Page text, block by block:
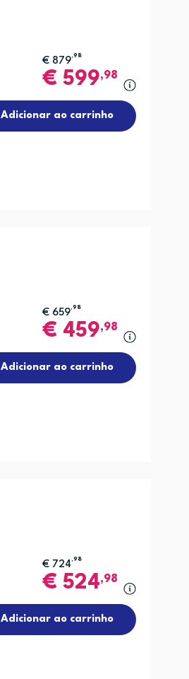
€ 879,98
€599,98
Adicionar ao carrinho
€ 659,98
€ 459,98
Adicionar ao carrinho
€ 724,98
€524,98
Adicionar ao carrinho